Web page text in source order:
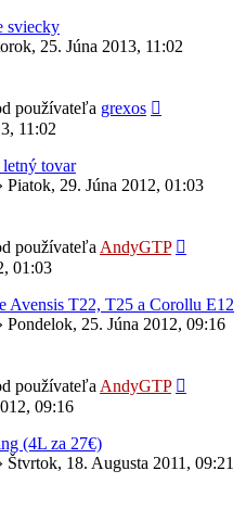
sviecky
25. Júna 2013, 11:02
používateľa grexos
11:02
tovar
Piatok, 29. Júna 2012, 01:03
používateľa AndyGTP
01:03
T22, T25 a Corollu E12
Pondelok, 25. Júna 2012, 09:16
používateľa AndyGTP
09:16
(4L za 27€)
Štvrtok, 18. Augusta 2011, 09:21